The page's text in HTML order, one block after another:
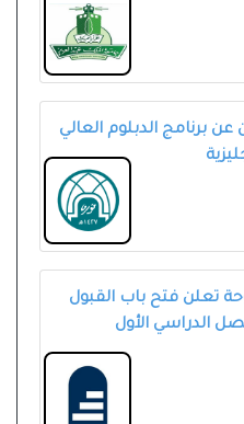
عن برنامج الدبلوم العالي
تعلن فتح باب القبول
الدراسي الأول